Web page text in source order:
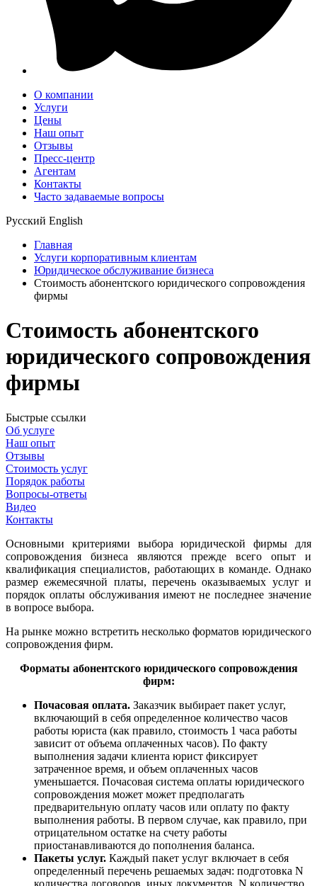
О компании
Услуги
Цены
Наш опыт
Отзывы
Пресс-центр
Агентам
Контакты
Часто задаваемые вопросы
Русский English
Главная
Услуги корпоративным клиентам
Юридическое обслуживание бизнеса
Стоимость абонентского юридического сопровождения
фирмы
Стоимость абонентского
юридического сопровождения
фирмы
Быстрые ссылки
Об услуге
Наш опыт
Отзывы
Стоимость услуг
Порядок работы
Вопросы-ответы
Видео
Контакты
Основными критериями выбора юридической фирмы для
сопровождения бизнеса являются прежде всего опыт и
квалификация специалистов, работающих в команде. Однако
размер ежемесячной платы, перечень оказываемых услуг и
порядок оплаты обслуживания имеют не последнее значение
в вопросе выбора.
На рынке можно встретить несколько форматов юридического
сопровождения фирм.
Форматы абонентского юридического сопровождения
фирм:
Почасовая оплата. Заказчик выбирает пакет услуг,
включающий в себя определенное количество часов
работы юриста (как правило, стоимость 1 часа работы
зависит от объема оплаченных часов). По факту
выполнения задачи клиента юрист фиксирует
затраченное время, и объем оплаченных часов
уменьшается. Почасовая система оплаты юридического
сопровождения может может предполагать
предварительную оплату часов или оплату по факту
выполнения работы. В первом случае, как правило, при
отрицательном остатке на счету работы
приостанавливаются до пополнения баланса.
Пакеты услуг. Каждый пакет услуг включает в себя
определенный перечень решаемых задач: подготовка N
количества договоров, иных документов, N количество